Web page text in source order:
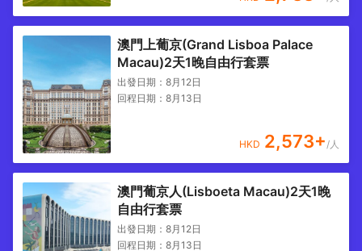
澳門上葡京(Grand Lisboa Palace
Macau)2天1晚自由行套票
出發日期： 8月12日
回程日期： 8月13日
HKD 2,573+ /人
澳門葡京人(Lisboeta Macau)2天1晚
自由行套票
出發日期： 8月12日
回程日期： 8月13日